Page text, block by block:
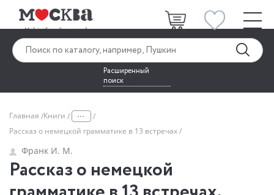
Расширенный
поиск
Главная Книги ...
Рассказ о немецкой грамматике в 13 встречах
Франк И. М.
Рассказ о немецкой